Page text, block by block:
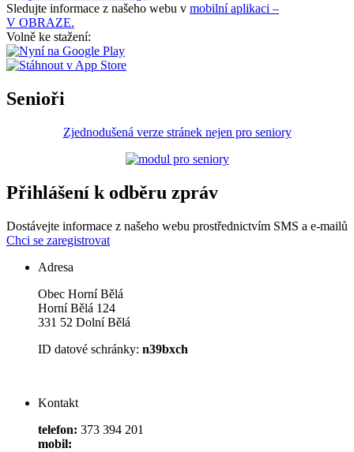
Sledujte informace z našeho webu v mobilní aplikaci –
V OBRAZE.
Volně ke stažení:
Senioři
Zjednodušená verze stránek nejen pro seniory
Přihlášení k odběru zpráv
Dostávejte informace z našeho webu prostřednictvím SMS a e-mailů
Chci se zaregistrovat
Adresa
Obec Horní Bělá
Horní Bělá 124
331 52 Dolní Bělá
ID datové schránky: n39bxch
Kontakt
telefon: 373 394 201
mobil: